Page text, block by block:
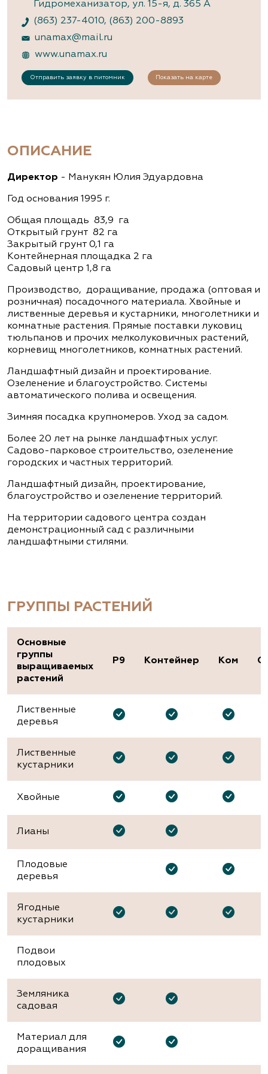
Гидромеханизатор, ул. 15-я, д. 365 А
(863) 237-4010, (863) 200-8893
unamax@mail.ru
www.unamax.ru
Отправить заявку в питомник Показать на карте
ОПИСАНИЕ
Директор - Манукян Юлия Эдуардовна
Год основания 1995 г.
Общая площадь 83,9 га
Открытый грунт 82 га
Закрытый грунт 0,1 га
Контейнерная площадка 2 га
Садовый центр 1,8 га
Производство, доращивание, продажа (оптовая и
розничная) посадочного материала. Хвойные и
лиственные деревья и кустарники, многолетники и
комнатные растения. Прямые поставки луковиц
тюльпанов и прочих мелколуковичных растений,
корневищ многолетников, комнатных растений.
Ландшафтный дизайн и проектирование.
Озеленение и благоустройство. Системы
автоматического полива и освещения.
Зимняя посадка крупномеров. Уход за садом.
Более 20 лет на рынке ландшафтных услуг.
Садово-парковое строительство, озеленение
городских и частных территорий.
Ландшафтный дизайн, проектирование,
благоустройство и озеленение территорий.
На территории садового центра создан
демонстрационный сад с различными
ландшафтными стилями.
ГРУППЫ РАСТЕНИЙ
Основные
группы
выращиваемых
растений
P9 Контейнер Ком
Лиственные
деревья
Лиственные
кустарники
Хвойные
Лианы
Плодовые
деревья
Ягодные
кустарники
Подвои
плодовых
Земляника
садовая
Материал для
доращивания